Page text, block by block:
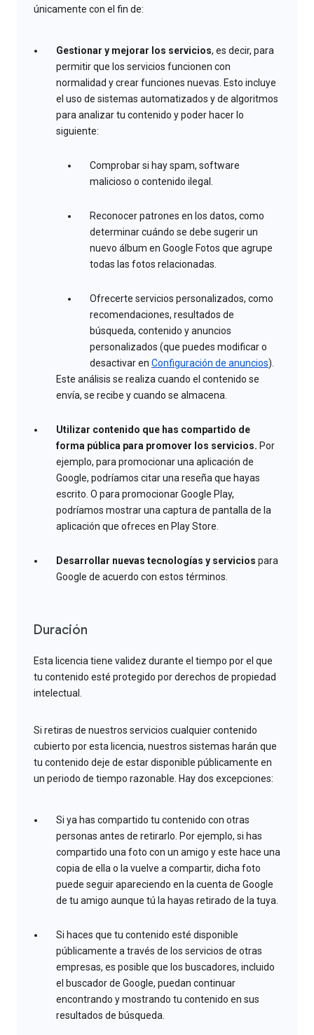
únicamente con el fin de:
Gestionar y mejorar los servicios, es decir, para
permitir que los servicios funcionen con
normalidad y crear funciones nuevas. Esto incluye
el uso de sistemas automatizados y de algoritmos
para analizar tu contenido y poder hacer lo
siguiente:
Comprobar si hay spam, software
malicioso o contenido ilegal.
Reconocer patrones en los datos, como
determinar cuándo se debe sugerir un
nuevo álbum en Google Fotos que agrupe
todas las fotos relacionadas.
Ofrecerte servicios personalizados, como
recomendaciones, resultados de
búsqueda, contenido y anuncios
personalizados (que puedes modificar o
desactivar en Configuración de anuncios).
Este análisis se realiza cuando el contenido se
envía, se recibe y cuando se almacena.
Utilizar contenido que has compartido de
forma pública para promover los servicios. Por
ejemplo, para promocionar una aplicación de
Google, podríamos citar una reseña que hayas
escrito. O para promocionar Google Play,
podríamos mostrar una captura de pantalla de la
aplicación que ofreces en Play Store.
Desarrollar nuevas tecnologías y servicios para
Google de acuerdo con estos términos.
Duración
Esta licencia tiene validez durante el tiempo por el que
tu contenido esté protegido por derechos de propiedad
intelectual.
Si retiras de nuestros servicios cualquier contenido
cubierto por esta licencia, nuestros sistemas harán que
tu contenido deje de estar disponible públicamente en
un periodo de tiempo razonable. Hay dos excepciones:
Si ya has compartido tu contenido con otras
personas antes de retirarlo. Por ejemplo, si has
compartido una foto con un amigo y este hace una
copia de ella o la vuelve a compartir, dicha foto
puede seguir apareciendo en la cuenta de Google
de tu amigo aunque tú la hayas retirado de la tuya.
Si haces que tu contenido esté disponible
públicamente a través de los servicios de otras
empresas, es posible que los buscadores, incluido
el buscador de Google, puedan continuar
encontrando y mostrando tu contenido en sus
resultados de búsqueda.